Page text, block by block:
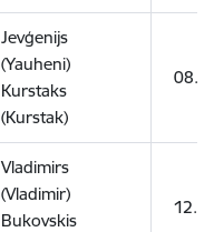
Jevģenijs
(Yauheni)
Kurstaks
(Kurstak)
Vladimirs
(Vladimir)
Bukovskis